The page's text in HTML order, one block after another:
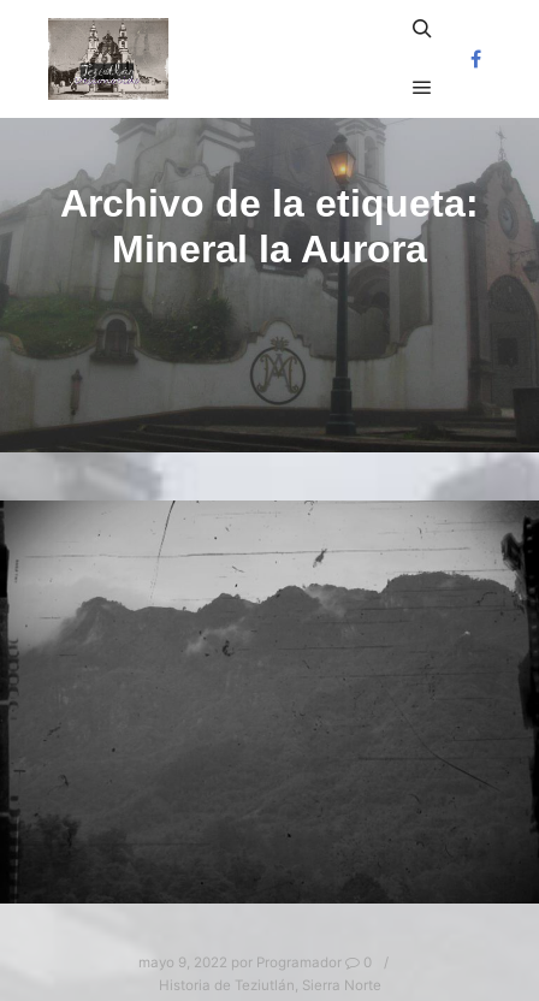
Buscar
Menú
Archivo de la etiqueta:
Mineral la Aurora
mayo 9, 2022 por Programador
0
Historia de Teziutlán, Sierra Norte